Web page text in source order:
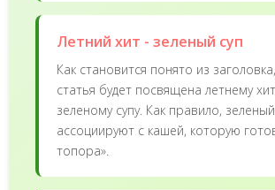
Летний хит - зеленый суп
Как становится понято из
статья будет посвящена летнему
зеленому супу. Как правило,
ассоциируют с кашей, которую
топора».